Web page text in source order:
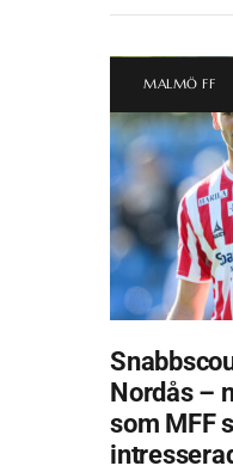
MALMÖ FF
Nordås –
som MFF